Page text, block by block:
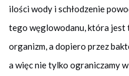
ilości wody i schłodzenie
tego węglowodanu, która jest
organizm, a dopiero przez
a więc nie tylko ograniczamy